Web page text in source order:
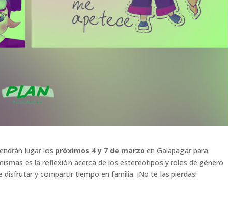
lugar los próximos 4 y 7 de marzo en Galapagar para
es la reflexión acerca de los estereotipos y roles de género
y compartir tiempo en familia. ¡No te las pierdas!